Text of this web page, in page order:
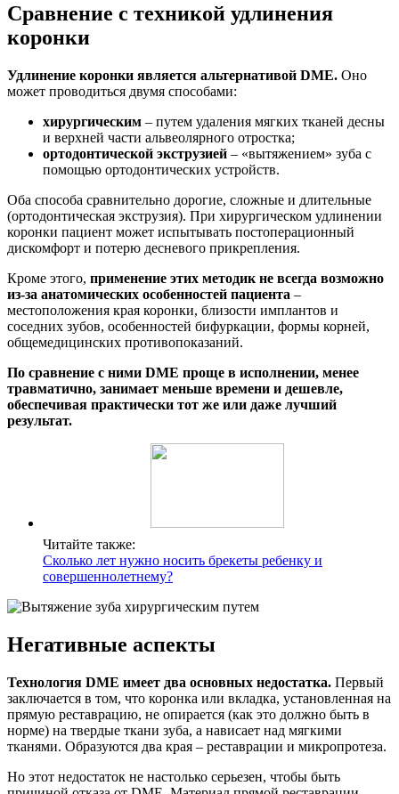
Сравнение с техникой удлинения
коронки
Удлинение коронки является альтернативой DME. Оно
может проводиться двумя способами:
хирургическим – путем удаления мягких тканей десны
и верхней части альвеолярного отростка;
ортодонтической экструзией – «вытяжением» зуба с
помощью ортодонтических устройств.
Оба способа сравнительно дорогие, сложные и длительные
(ортодонтическая экструзия). При хирургическом удлинении
коронки пациент может испытывать постоперационный
дискомфорт и потерю десневого прикрепления.
Кроме этого, применение этих методик не всегда возможно
из-за анатомических особенностей пациента –
местоположения края коронки, близости имплантов и
соседних зубов, особенностей бифуркации, формы корней,
общемедицинских противопоказаний.
По сравнение с ними DME проще в исполнении, менее
травматично, занимает меньше времени и дешевле,
обеспечивая практически тот же или даже лучший
результат.
Читайте также:
Сколько лет нужно носить брекеты ребенку и
совершеннолетнему?
Негативные аспекты
Технология DME имеет два основных недостатка. Первый
заключается в том, что коронка или вкладка, установленная на
прямую реставрацию, не опирается (как это должно быть в
норме) на твердые ткани зуба, а нависает над мягкими
тканями. Образуются два края – реставрации и микропротеза.
Но этот недостаток не настолько серьезен, чтобы быть